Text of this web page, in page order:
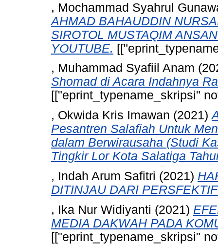
, Mochammad Syahrul
AHMAD BAHAUDDIN
SIROTOL MUSTAQIM
YOUTUBE.
, Muhammad Syafiil Anam
Shomad di Acara Indahnya
[["eprint_typename_skripsi"
, Okwida Kris Imawan (2021)
Pesantren Salafiah Untuk
dalam Berwirausaha (Studi
Tingkir Lor Kota Salatiga
, Indah Arum Safitri (2021)
DITINJAU DARI
, Ika Nur Widiyanti (2021)
MEDIA DAKWAH PADA
[["eprint_typename_skripsi"